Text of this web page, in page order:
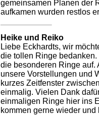
gemeinsamen Planen der
aufkamen wurden restlos
Heike und Reiko
Liebe Eckhardts, wir
die tollen Ringe
die besonderen Ringe auf.
unsere Vorstellungen und
kurzes Zeitfenster
einmalig. Vielen Dank
einmaligen Ringe hier ins
kommen gerne wieder